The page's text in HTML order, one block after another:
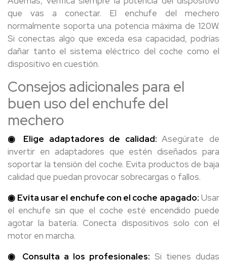
que vas a conectar. El enchufe del mechero
normalmente soporta una potencia máxima de 120W.
Si conectas algo que exceda esa capacidad, podrías
dañar tanto el sistema eléctrico del coche como el
dispositivo en cuestión.
Consejos adicionales para el
buen uso del enchufe del
mechero
◉ Elige adaptadores de calidad:Asegúrate de
invertir en adaptadores que estén diseñados para
soportar la tensión del coche. Evita productos de baja
calidad que puedan provocar sobrecargas o fallos.
◉ Evita usar el enchufe con el coche apagado: Usar
el enchufe sin que el coche esté encendido puede
agotar la batería. Conecta dispositivos solo con el
motor en marcha.
◉ Consulta a los profesionales: Si tienes dudas